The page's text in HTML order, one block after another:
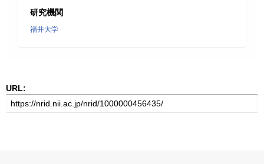
研究機関
福井大学
URL: